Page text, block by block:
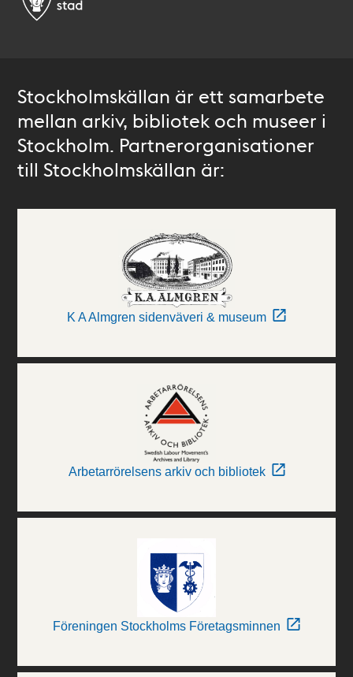
Stockholmskällan är ett samarbete
mellan arkiv, bibliotek och museer i
Stockholm. Partnerorganisationer
till Stockholmskällan är:
K A Almgren sidenväveri & museum
Arbetarrörelsens arkiv och bibliotek
Föreningen Stockholms Företagsminnen